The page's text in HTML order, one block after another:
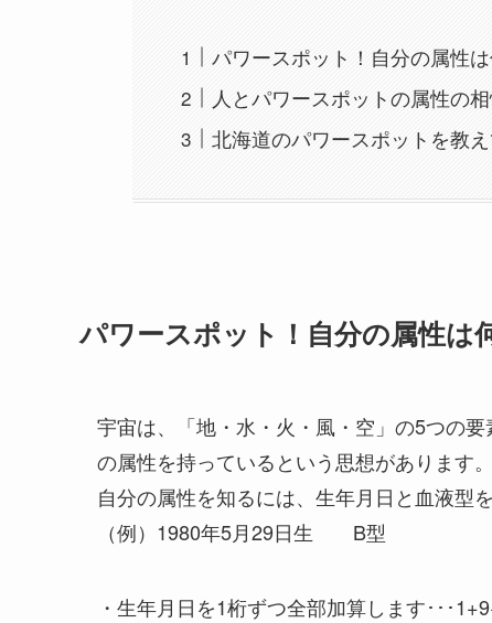
パワースポット！自分の属性
人とパワースポットの属性の
北海道のパワースポットを教
パワースポット！自分の属性は
宇宙は、「地・水・火・風・空」の5つの
の属性を持っているという思想があります。
自分の属性を知るには、生年月日と血液型
（例）1980年5月29日生 B型
・生年月日を1桁ずつ全部加算します･･･